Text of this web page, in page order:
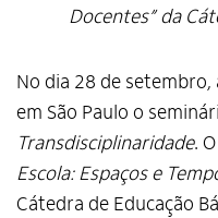
Docentes” da
No dia 28 de
em São Paulo o
Transdisciplinaridade.
Escola: Espaços e
Cátedra de Educação